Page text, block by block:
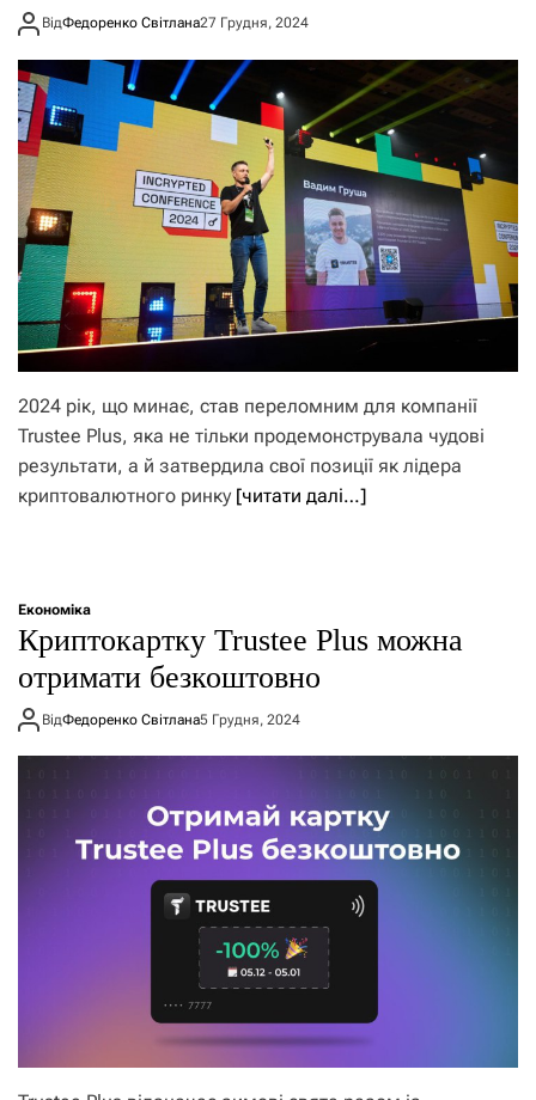
ВідФедоренко Світлана27 Грудня, 2024
2024 рік, що минає, став переломним для компанії
Trustee Plus, яка не тільки продемонструвала чудові
результати, а й затвердила свої позиції як лідера
криптовалютного ринку [читати далі…]
Економіка
Криптокартку Trustee Plus можна
отримати безкоштовно
ВідФедоренко Світлана5 Грудня, 2024